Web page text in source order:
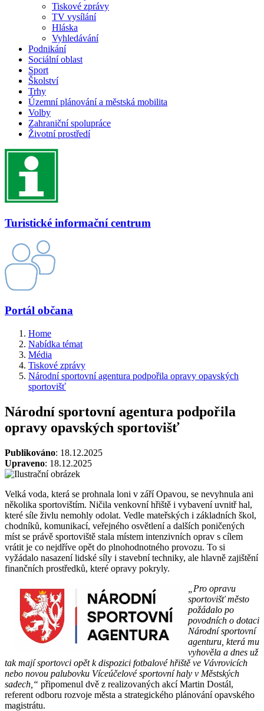
Tiskové zprávy
TV vysílání
Hláska
Vyhledávání
Podnikání
Sociální oblast
Sport
Školství
Trhy
Územní plánování a městská mobilita
Volby
Zahraniční spolupráce
Životní prostředí
Turistické informační centrum
Portál občana
Home
Nabídka témat
Média
Tiskové zprávy
Národní sportovní agentura podpořila opravy opavských
sportovišť
Národní sportovní agentura podpořila
opravy opavských sportovišť
Publikováno: 18.12.2025
Upraveno: 18.12.2025
Velká voda, která se prohnala loni v září Opavou, se nevyhnula ani
několika sportovištím. Ničila venkovní hřiště i vybavení uvnitř hal,
které síle živlu nemohly odolat. Vedle mateřských i základních škol,
chodníků, komunikací, veřejného osvětlení a dalších poničených
míst se právě sportoviště stala místem intenzivních oprav s cílem
vrátit je co nejdříve opět do plnohodnotného provozu. To si
vyžádalo nasazení lidské síly i stavební techniky, ale hlavně zajištění
finančních prostředků, které opravy pokryly.
„Pro opravu
sportovišť město
požádalo po
povodních o dotaci
Národní sportovní
agenturu, která mu
vyhověla a dnes už
tak mají sportovci opět k dispozici fotbalové hřiště ve Vávrovicích
nebo novou palubovku Víceúčelové sportovní haly v Městských
sadech,“ připomenul dvě z realizovaných akcí Martin Dostál,
referent odboru rozvoje města a strategického plánování opavského
magistrátu.